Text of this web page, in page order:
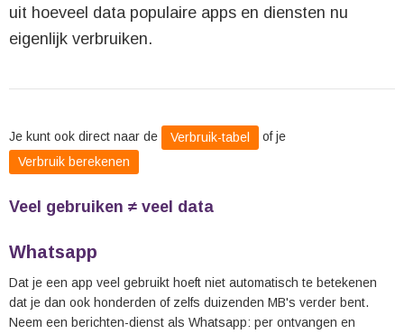
uit hoeveel data populaire apps en diensten nu
eigenlijk verbruiken.
Je kunt ook direct naar de Verbruik-tabel
of je
Verbruik berekenen
Veel gebruiken ≠ veel data
Whatsapp
Dat je een app veel gebruikt hoeft niet automatisch te betekenen
dat je dan ook honderden of zelfs duizenden MB's verder bent.
Neem een berichten-dienst als Whatsapp: per ontvangen en